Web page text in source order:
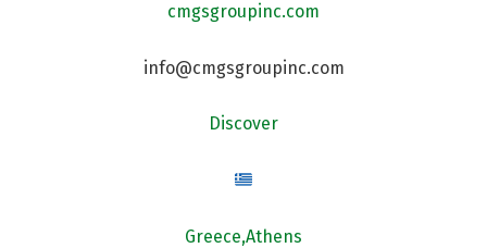
cmgsgroupinc.com
info@cmgsgroupinc.com
Discover
Greece,Athens